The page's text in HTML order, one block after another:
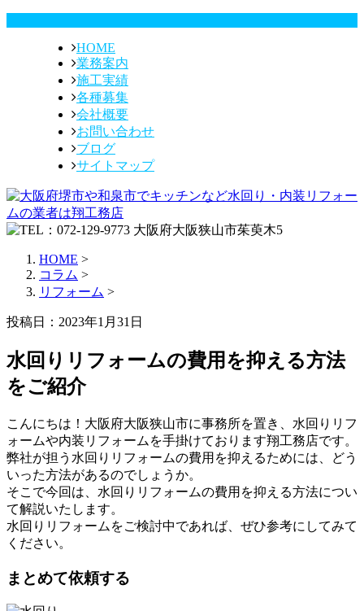
HOME
業務案内
施工実績
各種募集
会社概要
お問い合わせ
ブログ
サイトマップ
HOME >
コラム >
リフォーム >
投稿日：2023年1月31日
水回りリフォームの費用を抑える方法
をご紹介
こんにちは！大阪府大阪狭山市に事務所を置き、水回りリフ
ォームや内装リフォームを手掛けております翔工務店です。
弊社が担う水回りリフォームの費用を抑えるためには、どう
いった方法があるのでしょうか。
そこで今回は、水回りリフォームの費用を抑える方法につい
て解説いたします。
水回りリフォームをご検討中であれば、ぜひ参考にしてみて
ください。
まとめて依頼する